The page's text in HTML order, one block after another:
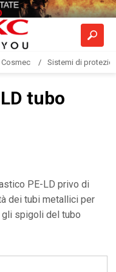
Sistemi di
tubo
PE-LD privo di
dei tubi metallici per
spigoli del tubo